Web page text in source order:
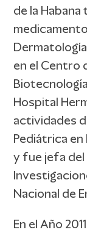
de la
en el Centro
Hospital
actividades
Pediátrica
y fue jefa
Nacional de
En el Año